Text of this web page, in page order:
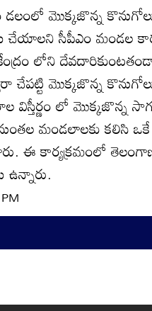
డలంలో మొక్కజొన్న
చేయాలని సీపీఎం మండల
లోని
మొక్కజొన్న
విస్తీర్ణం లో మొక్కజొన్న
మండలాలకు కలిసి ఒకే
ఈ కార్యక్రమంలో
ఉన్నారు.